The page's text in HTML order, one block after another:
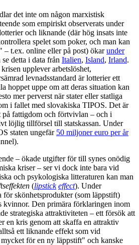
det inte om någon marxistisk
som empiriskt observerats under
och liknande (där hög insats inte
spelet som poker, och man kan
– t.ex. online eller på post) ökarunder
detta i data från Italien, Island, Irland.
upplever arbetslöshet,
levnadsstandard är lotterier ett
hoppet uppe om att deras situation kan
mer perverst när stater eller statliga
i fallet med slovakiska TIPOS. Det är
på fattigdom och förtvivlan – och i
löjlig tillförsel till statskassan. Under
staten ungefär 50 miljoner euro per år
– ökade utgifter för till synes onödig
kriser – ser vi dock inte bara vid
och psykologiska litteraturen kan man
(lipstick effect). Under
för skönhetsprodukter (som läppstift)
kvinnor. Den primära förklaringen inom
strategiska attraktiviteten – ett försök att
en kris genom att skaffa en attraktiv
ett liknande effekt som vid
för en ny läppstift" och kanske